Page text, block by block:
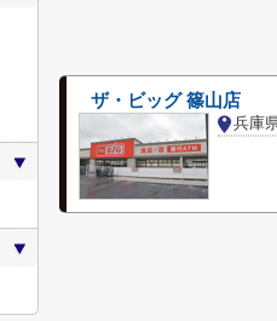
ザ・ビッグ 篠山店
兵庫